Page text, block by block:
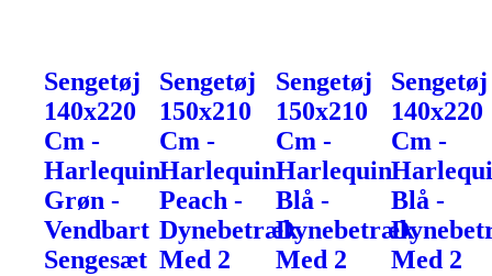
Sengetøj
140x220
Cm -
Harlequin
Grøn -
Vendbart
Sengesæt
Sengetøj
150x210
Cm -
Harlequin
Peach -
Dynebetræk
Med 2
Sengetøj
150x210
Cm -
Harlequin
Blå -
Dynebetræk
Med 2
Sengetøj
140x220
Cm -
Blå -
Med 2